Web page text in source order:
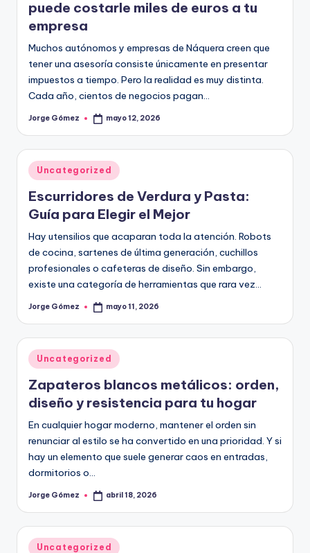
puede costarle miles de euros a tu
empresa
Muchos autónomos y empresas de Náquera creen que
tener una asesoría consiste únicamente en presentar
impuestos a tiempo. Pero la realidad es muy distinta.
Cada año, cientos de negocios pagan…
Publicado
Jorge Gómez mayo 12, 2026
Publicado
en
Uncategorized
Escurridores de Verdura y Pasta:
Guía para Elegir el Mejor
Hay utensilios que acaparan toda la atención. Robots
de cocina, sartenes de última generación, cuchillos
profesionales o cafeteras de diseño. Sin embargo,
existe una categoría de herramientas que rara vez…
Publicado
Jorge Gómez mayo 11, 2026
Publicado
en
Uncategorized
Zapateros blancos metálicos: orden,
diseño y resistencia para tu hogar
En cualquier hogar moderno, mantener el orden sin
renunciar al estilo se ha convertido en una prioridad. Y si
hay un elemento que suele generar caos en entradas,
dormitorios o…
Publicado
Jorge Gómez abril 18, 2026
Publicado
Uncategorized